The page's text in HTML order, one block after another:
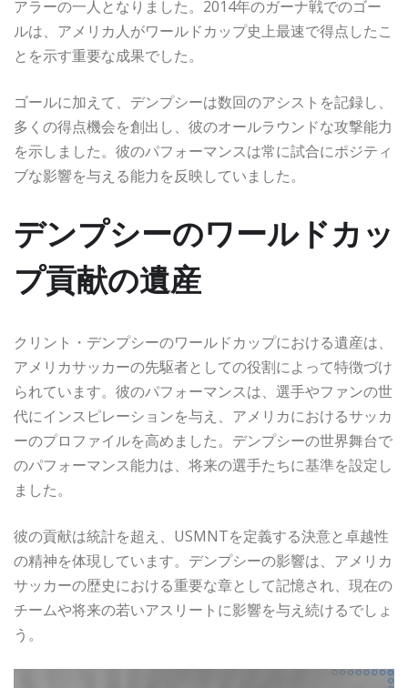
アラーの一人となりました。2014年のガーナ戦でのゴー
ルは、アメリカ人がワールドカップ史上最速で得点したこ
とを示す重要な成果でした。
ゴールに加えて、デンプシーは数回のアシストを記録し、
多くの得点機会を創出し、彼のオールラウンドな攻撃能力
を示しました。彼のパフォーマンスは常に試合にポジティ
ブな影響を与える能力を反映していました。
デンプシーのワールドカッ
プ貢献の遺産
クリント・デンプシーのワールドカップにおける遺産は、
アメリカサッカーの先駆者としての役割によって特徴づけ
られています。彼のパフォーマンスは、選手やファンの世
代にインスピレーションを与え、アメリカにおけるサッカ
ーのプロファイルを高めました。デンプシーの世界舞台で
のパフォーマンス能力は、将来の選手たちに基準を設定し
ました。
彼の貢献は統計を超え、USMNTを定義する決意と卓越性
の精神を体現しています。デンプシーの影響は、アメリカ
サッカーの歴史における重要な章として記憶され、現在の
チームや将来の若いアスリートに影響を与え続けるでしょ
う。